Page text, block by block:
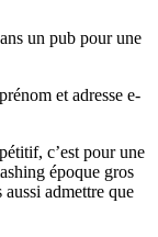
un pub pour une
et adresse e-
c’est pour une
époque gros
admettre que